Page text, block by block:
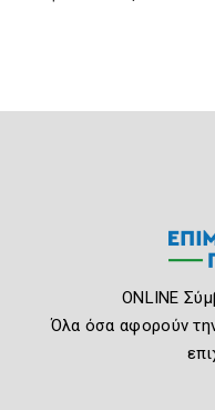
ONLINE
Όλα όσα αφορούν